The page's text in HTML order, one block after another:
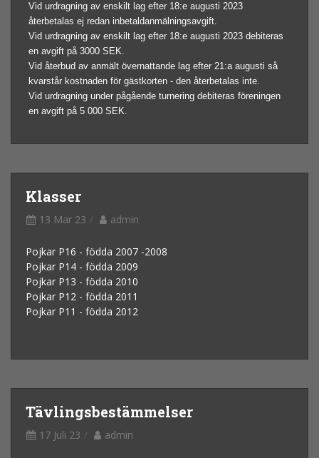
Vid urdragning av enskilt lag efter 18:e augusti 2023
återbetalas ej redan inbetaldanmälningsavgift.
Vid urdragning av enskilt lag efter 18:e augusti 2023 debiteras
en avgift på 3000 SEK.
Vid återbud av anmält övernattande lag efter 21:a augusti så
kvarstår kostnaden för gästkorten - den återbetalas inte.
Vid urdragning under pågående turnering debiteras föreningen
en avgift på 5 000 SEK.
Klasser
13 Mar 23 admin
Pojkar P16 - födda 2007 -2008
Pojkar P14 - födda 2009
Pojkar P13 - födda 2010
Pojkar P12 - födda 2011
Pojkar P11 - födda 2012
Tävlingsbestämmelser
17 Juli 23 admin